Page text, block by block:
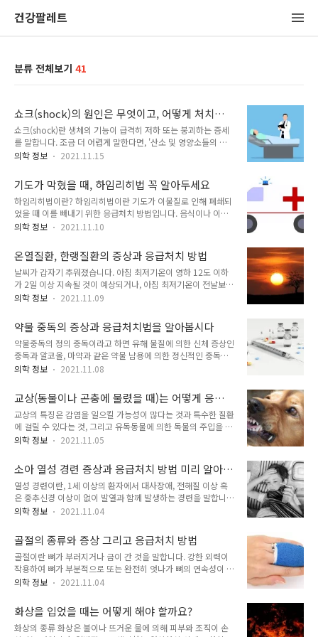
건강팔레트
분류 전체보기 41
쇼크(shock)의 원인은 무엇이고, 어떻게 처치해
야 할까요?
쇼크(shock)란 생체의 기능이 급격히 저하 또는 붕괴하는 증세
를 말합니다. 조금 더 어렵게 말한다면, '산소 및 영양소들의 결
핍 상태'입니다. 우리의 몸은 스스로 위기 상태임을 감지하여 이
히 아는 쇼크의 증상(빠른 맥, 빠른 호흡, 식은땀 등)이 이렇게 해
서 나타납니다. 쇼크는 사람들이 갑자기 정서적으로 스트레스를
받을 때 느끼는 '충격'과는 관련이 없습니다. 종류와 원인 - 저혈
량성 쇼크 : 혈액량이 적으면 매번 심박동 시 심장으로 들어가는
혈액의 양이 정상보다 적어지므로 신체와 그 세포로 박출되는 혈
다. - 심장성 쇼크 : 심장에 충격 등이 가해져 심장이 제기능을 하
지 못해서 ..
의학 정보 2021.11.15
기도가 막혔을 때, 하임리히법 꼭 알아두세요
하임리히법이란? 하임리히법이란 기도가 이물질로 인해 폐쇄되
었을 때 이를 빼내기 위한 응급처치 방법입니다. 음식이나 이물
질로 인하여 기도가 폐쇄되어 질식할 위험이 있을 때 흉부에 강
등 일상 생활 도중 무언가가 기도로 들어가 당장 호흡이 불가능
하게 되면 호흡곤란으로 구급차가 오기 전에 위험해 질 수 있으
므로 현장에서 시도해 볼 수 있는 응급조치 중 하나입니다.
1974년 이 방법을 체계화 한 흉부외과 의사인 헨리 하임리히의
이름을 따서 하임리히법 또는 하임리히 요법 이라고 불립니다.
환자 스스로 기침을 해서 이물질을 뱉어낼 수 있지만, 기도가 완
전히 막힌 경우 말을 하지 못하고, 기침..
의학 정보 2021.11.10
온열질환, 한랭질환의 증상과 응급처치 방법
날씨가 갑자기 추워졌습니다. 아침 최저기온이 영하 12도 이하
가 2일 이상 지속될 것이 예상되거나, 아침 최저기온이 전날보다
10도 이상 하강하여 3도 이하이고 평년값보다 3도 낮을 것으로
과 한랭질환의 증상과 응급처치 방법에 대해 알아보겠습니다. 정
의 온열질환이란 무더운 날씨에 무리한 외부 활동으로 발생하는
질환으로 일사병, 열사병, 열실신, 열경련, 열탈진 등으로 나뉩니
다. 우리 몸은 체온을 항상 일정하게 유지하는데, 온열질환은 뇌
의 체온조절중추가 고열로 인해서 기능을 잃게 되면서 체온 조절
직접 원인이 되어 인체에 피해를 입힐 수 있는 질환으로, 대표적
으로 저체온증과 동상이 있습니다..
의학 정보 2021.11.09
약물 중독의 증상과 응급처치법을 알아봅시다
약물중독의 정의 중독이라고 하면 유해 물질에 의한 신체 증상인
중독과 알코올, 마약과 같은 약물 남용에 의한 정신적인 중독이
주로 문제되는 중독을 동시에 일컫습니다. 여기서 다룰 약물중독
효과 외의 독성 부작용이 발생할 것으로 예견되는 상태를 말합니
다. 학령기 이전의 소아에서는 가정 내 물질(비누, 화장품 등)에
실수로 노출되는 경우가 가장 흔합니다. 약물과용으로 인한 사고
는 남성보다 여성들에게 많이 나타나고, 자살 발생률이 높은 청
소년기와 노년기에서 높은 빈도를 보입니다. 또한 약물의 노출
습니다. 약물중독 증상 마약성 진통제나 수면제를 과다복용한 경
우 의식 저하나 호흡 억제..
의학 정보 2021.11.08
교상(동물이나 곤충에 물렸을 때)는 어떻게 응급
처치 해야할까?
교상의 특징은 감염을 일으킬 가능성이 많다는 것과 특수한 질환
에 걸릴 수 있다는 것, 그리고 유독동물에 의한 독물의 주입을 받
을 수 있습니다. 여기서 말하는 특수한 질환이란 파상풍, 광견병,
에 물렸을 때 증상 국소적인 증상으로는 물린 부분에 열감, 국소
적인 통증이 나타날 수 있으며 심한 경우 농양이 발생할 수도 있
습니다. 전신적인 증상으로는 광견병으로, 광견병 바이러스를 가
지고 있는 동물에게 사람이 물려서 급성 뇌척수염 형태로 나타납
니다. 잠복기는 1년 이상이 되는 경우도 있고, 평균적으로는 노
력, 식욕 저하, 구역, 구토 등이 나타나서 일반적인 다른 질환과
구분이 안 됩니다...
의학 정보 2021.11.05
소아 열성 경련 증상과 응급처치 방법 미리 알아
두어요
열성 경련이란, 1세 이상의 환자에서 대사장애, 전해질 이상 혹
은 중추신경 이상이 없이 발열과 함께 발생하는 경련을 말합니
다. 뇌수막염이나 뇌염과 같은 중추신경계 감염에 의해 경련이
것은 열성 경련이라고 하지는 않습니다. 열성 경련의 발열은 체
온이 38.4도 이상일 때를 말하고, 경련 후에 확인되는 경우도 있
습니다. 주로 6개월에서 3세 이상의 어린이에서 자주 일어나고,
7세 이후에 일어나는 경우는 드물다고 알려져 있습니다. 열성 경
련의 원인 열성 경련의 정확한 원인은 밝혀지지 않았습니다. 원
부족, 뇌부종, 탈수 등으로 추정하고 있습니다. 가족이 열성 경련
의 병력이 있으면 일반인 보다..
의학 정보 2021.11.04
골절의 종류와 증상 그리고 응급처치 방법
골절이란 뼈가 부러지거나 금이 간 것을 말합니다. 강한 외력이
작용하여 뼈가 부분적으로 또는 완전히 엇나가 뼈의 연속성이 소
실된 상태를 말합니다. 흔히 "뼈가 부러졌다."라고 말하는 것이
이며, 제대로 발견하고 치료하면 환자에게 큰 불편을 주지 않지
만, 제대로 치료 되지 않거나 골절의 종류가 좋지 않은 경우 환자
에게 큰 후유증을 남길 수 있습니다. 골절의 종류 외관에 따라 폐
의학 정보 2021.11.04
화상을 입었을 때는 어떻게 해야 할까요?
화상의 종류 화상은 불이나 뜨거운 물에 의해 피부와 조직이 손